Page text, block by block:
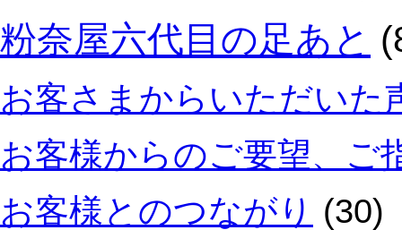
粉奈屋六代目の足あと
お客さまからいただいた
お客様からのご要望、ご
お客様とのつながり (30)